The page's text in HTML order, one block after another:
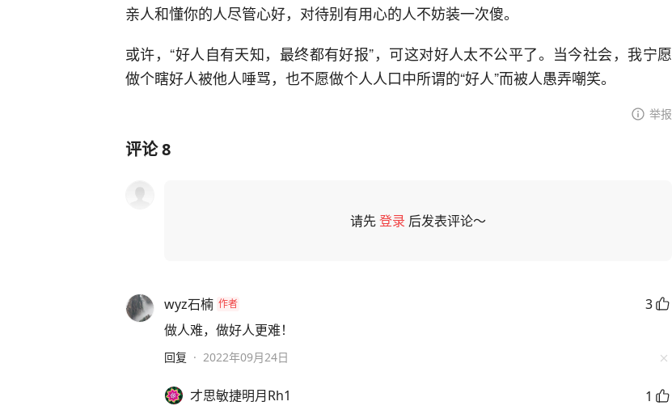
亲人和懂你的人尽管心好，对待别有用心的人不妨装一次傻。
或许，“好人自有天知，最终都有好报”，可这对好人太不公平了。当今社会，我宁愿
做个瞎好人被他人唾骂，也不愿做个人人口中所谓的“好人”而被人愚弄嘲笑。
举报
评论8
请先登录 后发表评论～
wyz石楠 作者
3
做人难，做好人更难！
回复 · 2022年09月24日
才思敏捷明月Rh1 1